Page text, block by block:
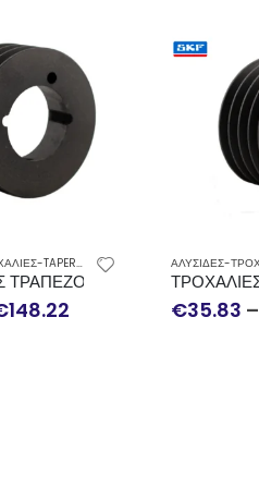
ΑΛΥΣΙΔΕΣ-ΤΡΟΧΑΛΙΕΣ-TAPER BUSH-ΓΡΑΝΑΖΙΑ ,ΤΡΟΧΑΛΙΕΣ,
ΤΡΑΠΕΖΟΕΙΔΩΝ ΙΜΑΝΤΩΝ
148.22 €35.83 –